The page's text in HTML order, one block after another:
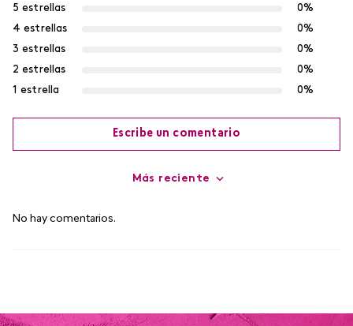
5 estrellas
0%
4 estrellas
0%
3 estrellas
0%
2 estrellas
0%
1 estrella
0%
Escribe un comentario
Título
Más reciente
No hay comentarios.